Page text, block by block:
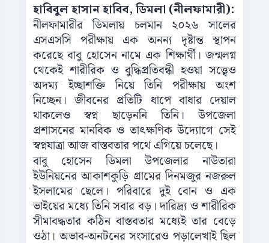
হাবিবুল হাসান হাবিব, ডিমলা (নীলফামারী):
নীলফামারীর ডিমলায় চলমান ২০২৬ সালের
এসএসসি পরীক্ষায় এক অনন্য দৃষ্টান্ত স্থাপন
করেছে বাবু হোসেন নামে এক শিক্ষার্থী। জন্মলগ্ন
থেকেই শারীরিক ও বুদ্ধিপ্রতিবন্ধী হওয়া সত্ত্বেও
অদম্য ইচ্ছাশক্তি নিয়ে তিনি পরীক্ষায় অংশ
নিচ্ছেন। জীবনের প্রতিটি ধাপে বাধার দেয়াল
থাকলেও স্বপ্ন ছাড়েননি তিনি। উপজেলা
প্রশাসনের মানবিক ও তাৎক্ষণিক উদ্যোগে সেই
স্বপ্নযাত্রা আজ বাস্তবতার পথে এগিয়ে চলেছে।
বাবু হোসেন ডিমলা উপজেলার নাউতারা
ইউনিয়নের আকাশকুড়ি গ্রামের দিনমজুর নজরুল
ইসলামের ছেলে। পরিবারে দুই বোন ও এক
ভাইয়ের মধ্যে তিনি সবার বড়। দারিদ্র্য ও শারীরিক
সীমাবদ্ধতার কঠিন বাস্তবতার মধ্যেই তার বেড়ে
ওঠা। অভাব-অনটনের সংসারেও পড়ালেখাই ছিল